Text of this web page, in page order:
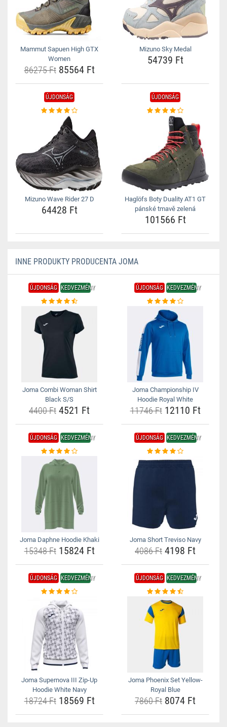
Mammut Sapuen High GTX
Women
86275 Ft85564 Ft
Mizuno Sky Medal
54739 Ft
ÚJDONSÁG
Mizuno Wave Rider 27 D
64428 Ft
ÚJDONSÁG
Haglöfs Boty Duality AT1 GT
pánské tmavě zelená
101566 Ft
INNE PRODUKTY PRODUCENTA JOMA
ÚJDONSÁG KEDVEZMÉNY
Joma Combi Woman Shirt
Black S/S
4400 Ft 4521 Ft
ÚJDONSÁG KEDVEZMÉNY
Joma Championship IV
Hoodie Royal White
11746 Ft12110 Ft
ÚJDONSÁG KEDVEZMÉNY
Joma Daphne Hoodie Khaki
15348 Ft15824 Ft
ÚJDONSÁG KEDVEZMÉNY
Joma Short Treviso Navy
4086 Ft 4198 Ft
ÚJDONSÁG KEDVEZMÉNY
Joma Supernova III Zip-Up
Hoodie White Navy
18724 Ft18569 Ft
ÚJDONSÁG KEDVEZMÉNY
Joma Phoenix Set Yellow-
Royal Blue
7860 Ft 8074 Ft